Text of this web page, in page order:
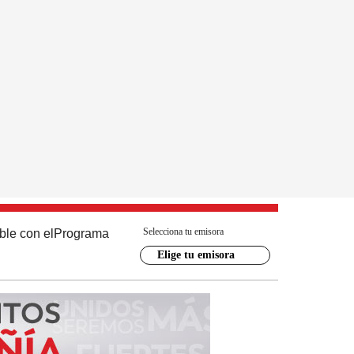
con el Programa Selecciona tu emisora
Elige tu emisora